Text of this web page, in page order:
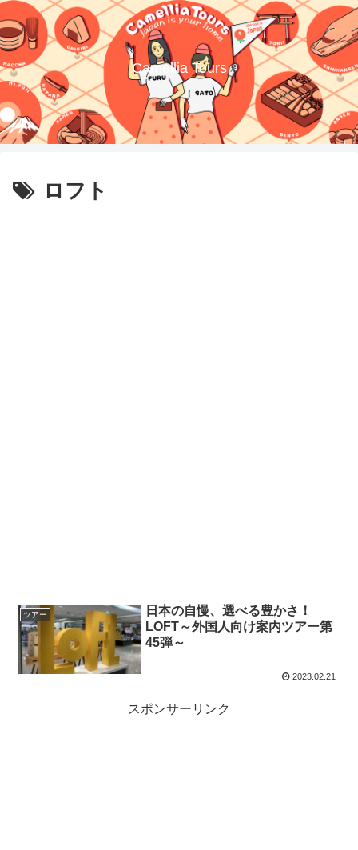
Camellia Tours
ロフト
ツアー
日本の自慢、選べる豊かさ！
LOFT～外国人向け案内ツアー第
45弾～
2023.02.21
スポンサーリンク